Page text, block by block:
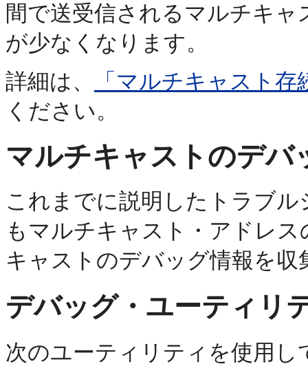
間で送受信されるマルチキ
が少なくなります。
詳細は、
「マルチキャスト
ください。
マルチキャストのデバ
これまでに説明したトラブ
もマルチキャスト・アドレ
キャストのデバッグ情報を収
デバッグ・ユーティリ
次のユーティリティを使用